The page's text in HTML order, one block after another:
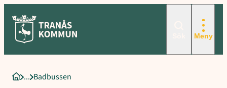
innehåll
Meny
StartsidaBadbussen